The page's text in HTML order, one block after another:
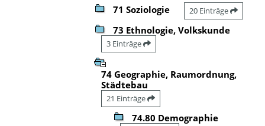
71 Soziologie 20 Einträge
73 Ethnologie, Volkskunde
3 Einträge
74 Geographie, Raumordnung,
Städtebau
21 Einträge
74.80 Demographie